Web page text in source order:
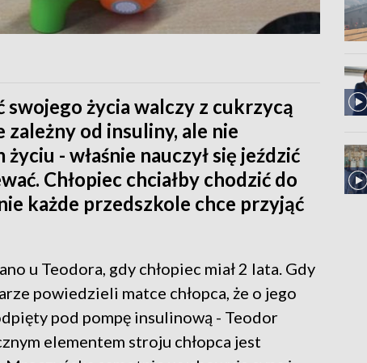
swojego życia walczy z cukrzycą
od insuliny, ale nie
- właśnie nauczył się jeździć
Chłopiec chciałby chodzić do
każde przedszkole chce przyjąć
u Teodora, gdy chłopiec miał 2 lata. Gdy
powiedzieli matce chłopca, że o jego
pod pompę insulinową - Teodor
elementem stroju chłopca jest